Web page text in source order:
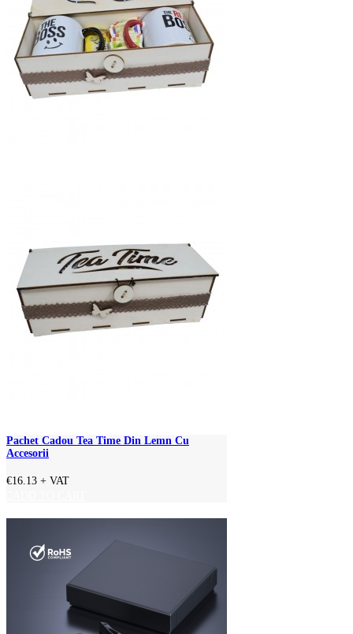
Pachet Cadou Tea Time Din Lemn Cu
Accesorii
€16.13 + VAT